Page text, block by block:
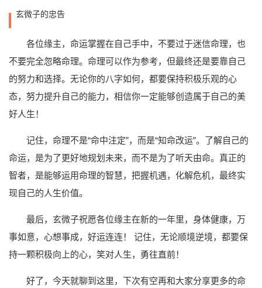
玄微子的忠告
各位缘主，命运掌握在自己手中，不要过于迷信命理，也
不要完全忽略命理。命理可以作为参考，但最终还是要靠自己
的努力和选择。无论你的八字如何，都要保持积极乐观的心
态，努力提升自己的能力，相信你一定能够创造属于自己的美
好人生！
记住，命理不是“命中注定”，而是“知命改运”。了解自己的
命运，是为了更好地规划未来，而不是为了听天由命。真正的
智者，是能够运用命理的智慧，把握机遇，化解危机，最终实
现自己的人生价值。
最后，玄微子祝愿各位缘主在新的一年里，身体健康，万
事如意，心想事成，好运连连！ 记住，无论顺境逆境，都要保
持一颗积极向上的心，笑对人生，勇往直前！
好了，今天就聊到这里，下次有空再和大家分享更多的命